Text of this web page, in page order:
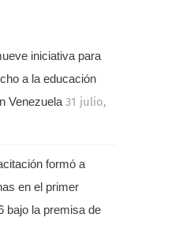
iniciativa para
a la educación
Venezuela 31 julio,
formó a
en el primer
bajo la premisa de